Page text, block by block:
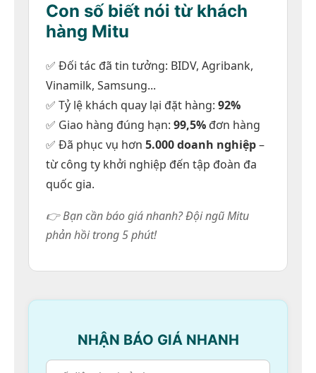
Một số kiểu phối áo sơ mi đẹp
Con số biết nói từ khách
hàng Mitu
✅ Đối tác đã tin tưởng: BIDV, Agribank,
Vinamilk, Samsung...
✅ Tỷ lệ khách quay lại đặt hàng: 92%
✅ Giao hàng đúng hạn: 99,5% đơn hàng
✅ Đã phục vụ hơn 5.000 doanh nghiệp–
từ công ty khởi nghiệp đến tập đoàn đa
quốc gia.
👉 Bạn cần báo giá nhanh? Đội ngũ Mitu
phản hồi trong 5 phút!
NHẬN BÁO GIÁ NHANH